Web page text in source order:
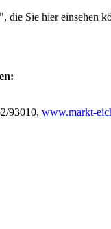
die Sie hier einsehen
93010, www.markt-